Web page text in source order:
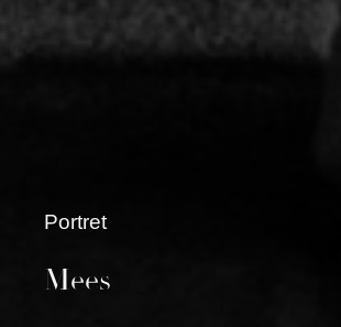
Portret
Mees